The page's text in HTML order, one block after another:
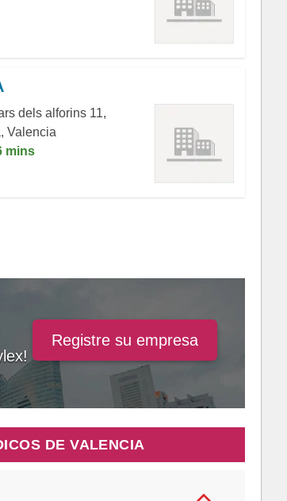
dels alforins 11,
Valencia
mins
Registre su empresa
DE VALENCIA